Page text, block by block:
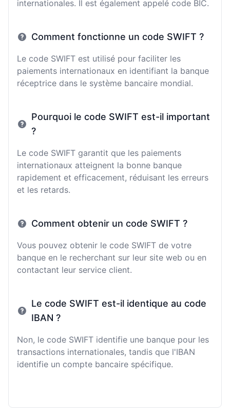
internationales. Il est également appelé code BIC.
Comment fonctionne un code SWIFT ?
Le code SWIFT est utilisé pour faciliter les
paiements internationaux en identifiant la banque
réceptrice dans le système bancaire mondial.
Pourquoi le code SWIFT est-il important
?
Le code SWIFT garantit que les paiements
internationaux atteignent la bonne banque
rapidement et efficacement, réduisant les erreurs
et les retards.
Comment obtenir un code SWIFT ?
Vous pouvez obtenir le code SWIFT de votre
banque en le recherchant sur leur site web ou en
contactant leur service client.
Le code SWIFT est-il identique au code
IBAN ?
Non, le code SWIFT identifie une banque pour les
transactions internationales, tandis que l'IBAN
identifie un compte bancaire spécifique.